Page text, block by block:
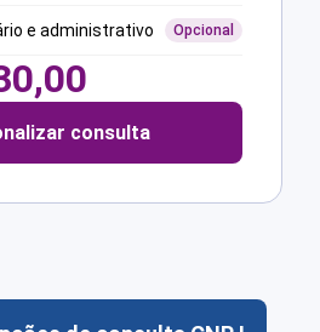
e administrativo Opcional
consulta